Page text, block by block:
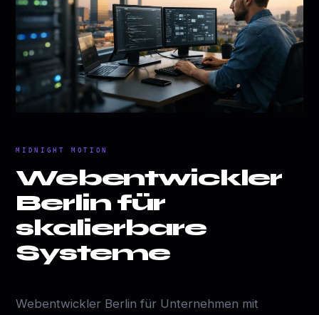
MIDNIGHT MOTION
Webentwickler
Berlin für
skalierbare
Systeme
Webentwickler Berlin für Unternehmen mit